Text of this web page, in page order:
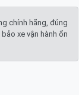
chính hãng, đúng
xe vận hành ổn